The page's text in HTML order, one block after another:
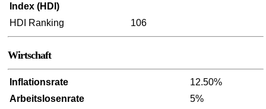
Index (HDI)
HDI Ranking 106
Wirtschaft
Inflationsrate
12.50%
Arbeitslosenrate
5%